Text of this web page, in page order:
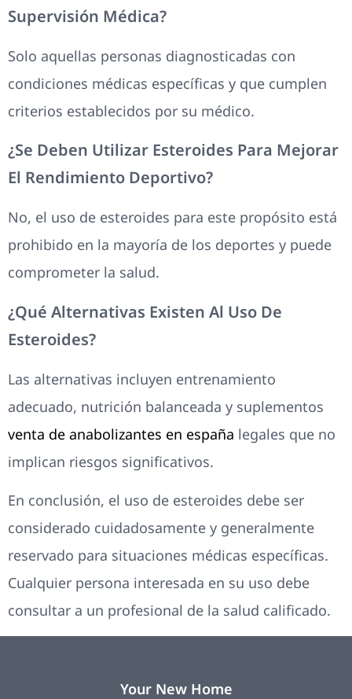
Supervisión Médica?
Solo aquellas personas diagnosticadas con
condiciones médicas específicas y que cumplen
criterios establecidos por su médico.
¿Se Deben Utilizar Esteroides Para Mejorar
El Rendimiento Deportivo?
No, el uso de esteroides para este propósito está
prohibido en la mayoría de los deportes y puede
comprometer la salud.
¿Qué Alternativas Existen Al Uso De
Esteroides?
Las alternativas incluyen entrenamiento
adecuado, nutrición balanceada y suplementos
venta de anabolizantes en españa legales que no
implican riesgos significativos.
En conclusión, el uso de esteroides debe ser
considerado cuidadosamente y generalmente
reservado para situaciones médicas específicas.
Cualquier persona interesada en su uso debe
consultar a un profesional de la salud calificado.
Your New Home